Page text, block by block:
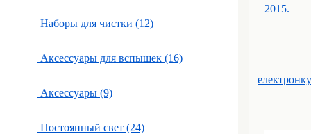
Наборы для чистки (12)
Аксессуары для вспышек (16)
Аксессуары (9)
Постоянный свет (24)